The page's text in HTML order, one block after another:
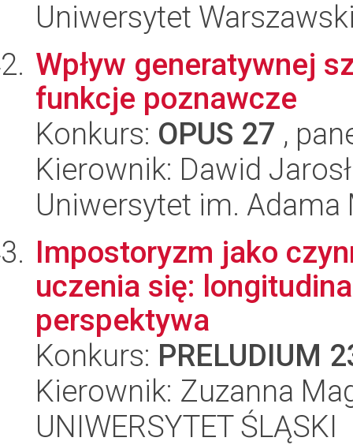
Uniwersytet
Wpływ generatywnej
funkcje poznawcze
Konkurs: OPUS 27 ,
Kierownik: Dawid
Uniwersytet im.
Impostoryzm jako
uczenia się:
perspektywa
Konkurs: PRELUDIUM
Kierownik: Zuzanna
UNIWERSYTET ŚLĄSKI